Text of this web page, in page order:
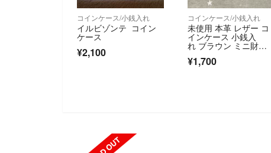
コインケース/小銭入れ
イルビゾンテ コイン
ケース
¥2,100
コインケース/小銭入れ
未使用 本革 レザー コ
インケース 小銭入
れ ブラウン ミニ財
ス ナチュラル
¥1,700